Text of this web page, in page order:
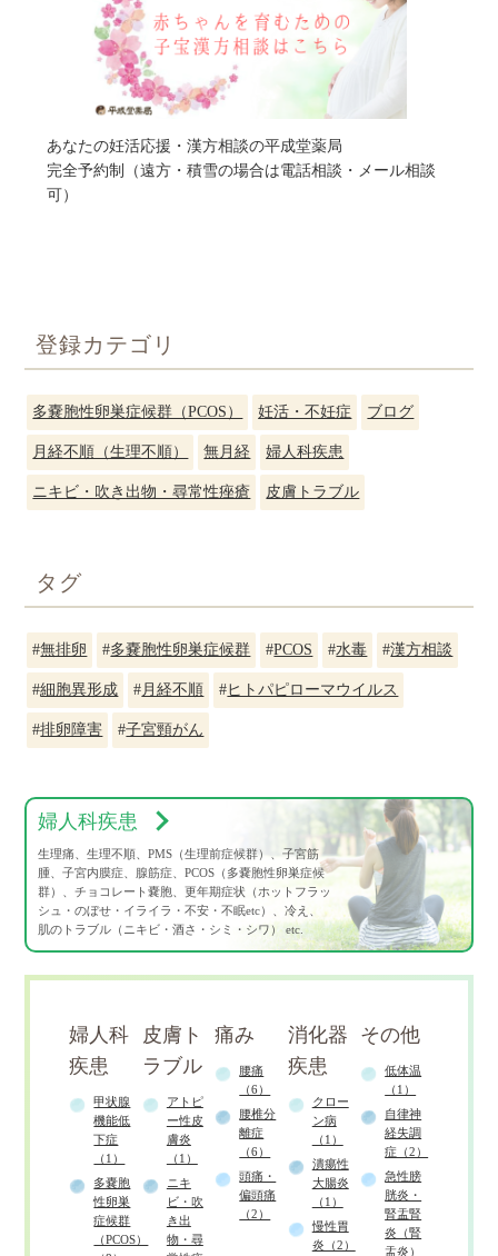
あなたの妊活応援・漢方相談の平成堂薬局
完全予約制（遠方・積雪の場合は電話相談・メール相談
可）
登録カテゴリ
多嚢胞性卵巣症候群（PCOS） 妊活・不妊症 ブログ
月経不順（生理不順） 無月経 婦人科疾患
ニキビ・吹き出物・尋常性痤瘡 皮膚トラブル
タグ
#無排卵 #多嚢胞性卵巣症候群 #PCOS #水毒 #漢方相談
#細胞異形成 # 月経不順 #ヒトパピローマウイルス
#排卵障害 #子宮頸がん
婦人科疾患
生理痛、生理不順、PMS（生理前症候群）、子宮筋
腫、子宮内膜症、腺筋症、PCOS（多嚢胞性卵巣症候
群）、チョコレート嚢胞、更年期症状（ホットフラッ
シュ・のぼせ・イライラ・不安・不眠etc）、冷え、
肌のトラブル（ニキビ・酒さ・シミ・シワ） etc.
婦人科
疾患
甲状腺
機能低
下症
（1）
多嚢胞
性卵巣
症候群
（PCOS）
皮膚ト
ラブル
アトピ
ー性皮
膚炎
（1）
ニキ
ビ・吹
き出
物・尋
痛み
腰痛
（6）
腰椎分
離症
（6）
頭痛・
偏頭痛
（2）
消化器
疾患
クロー
ン病
（1）
潰瘍性
大腸炎
（1）
慢性胃
炎（2）
その他
低体温
（1）
自律神
経失調
症（2）
急性膀
胱炎・
腎盂腎
炎（腎
盂炎）